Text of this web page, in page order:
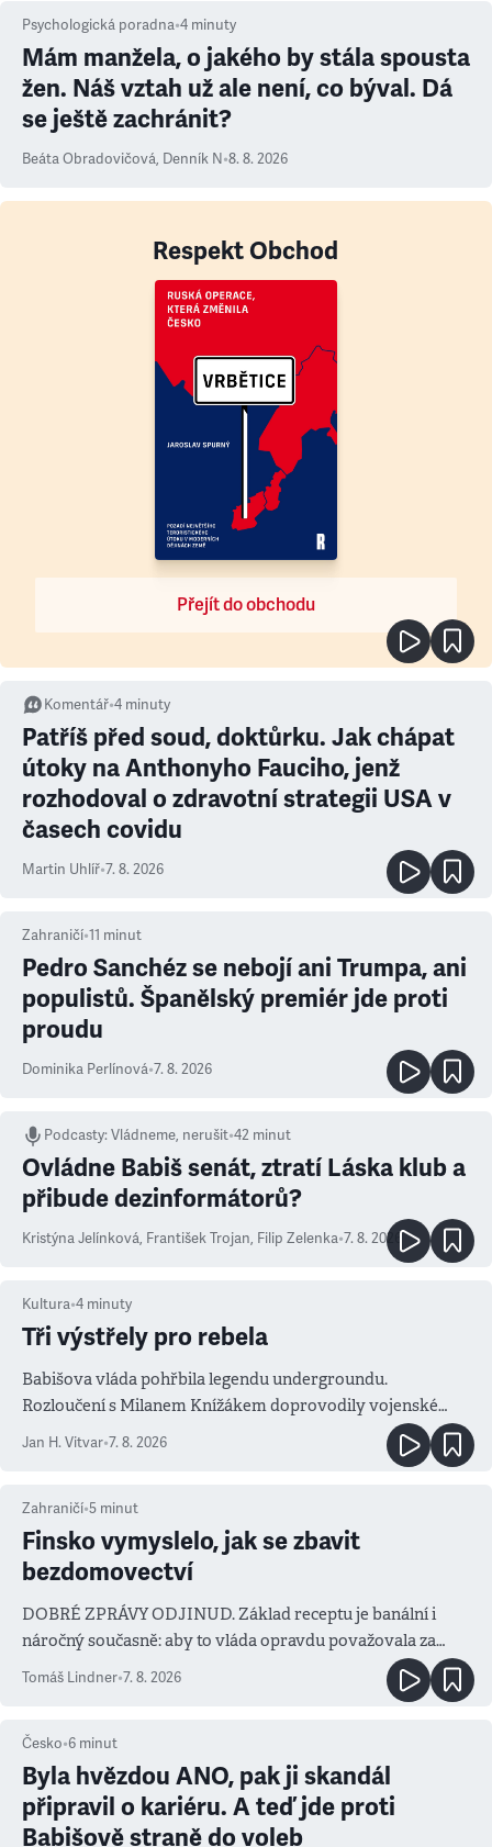
Psychologická poradna•4 minuty
Mám manžela, o jakého by stála spousta
žen. Náš vztah už ale není, co býval. Dá
se ještě zachránit?
Beáta Obradovičová, Denník N•8. 8. 2026
Respekt Obchod
Přejít do obchodu
Komentář•4 minuty
Patříš před soud, doktůrku. Jak chápat
útoky na Anthonyho Fauciho, jenž
rozhodoval o zdravotní strategii USA v
časech covidu
Martin Uhlíř•7. 8. 2026
Zahraničí•11 minut
Pedro Sanchéz se nebojí ani Trumpa, ani
populistů. Španělský premiér jde proti
proudu
Dominika Perlínová•7. 8. 2026
Podcasty:Vládneme, nerušit•42 minut
Ovládne Babiš senát, ztratí Láska klub a
přibude dezinformátorů?
Kristýna Jelínková, František Trojan, Filip Zelenka•7. 8. 2026
Kultura•4 minuty
Tři výstřely pro rebela
Babišova vláda pohřbila legendu undergroundu.
Rozloučení s Milanem Knížákem doprovodily vojenské
salvy i kritika pokrokářů
Jan H. Vitvar•7. 8. 2026
Zahraničí•5 minut
Finsko vymyslelo, jak se zbavit
bezdomovectví
DOBRÉ ZPRÁVY ODJINUD. Základ receptu je banální i
náročný současně: aby to vláda opravdu považovala za
prioritu
Tomáš Lindner•7. 8. 2026
Česko•6 minut
Byla hvězdou ANO, pak ji skandál
připravil o kariéru. A teď jde proti
Babišově straně do voleb